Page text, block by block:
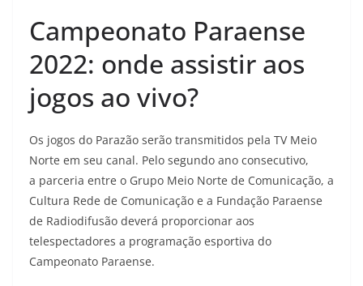
Campeonato Paraense
2022: onde assistir aos
jogos ao vivo?
Os jogos do Parazão serão transmitidos pela TV Meio
Norte em seu canal. Pelo segundo ano consecutivo,
a parceria entre o Grupo Meio Norte de Comunicação, a
Cultura Rede de Comunicação e a Fundação Paraense
de Radiodifusão deverá proporcionar aos
telespectadores a programação esportiva do
Campeonato Paraense.